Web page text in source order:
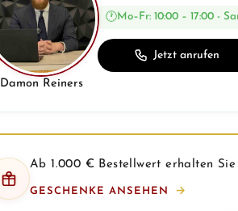
Damon Reiners
Mo–Fr: 10:00 – 17:00 -
Jetzt anrufen
Ab 1.000 € Bestellwert erhalten Sie
GESCHENKE ANSEHEN